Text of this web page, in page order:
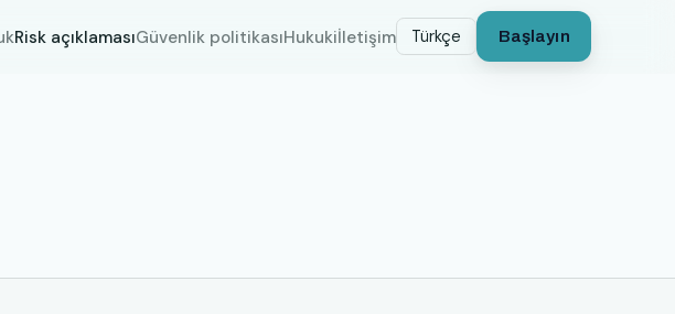
Risk açıklamasıGüvenlik politikasıHukukiİletişim Türkçe Başlayın